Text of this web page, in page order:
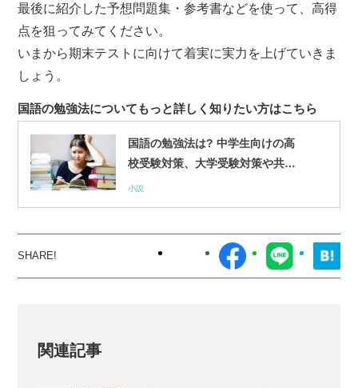
最後に紹介した予想問題集・参考書などを使って、高得
点を狙ってみてください。
いまから期末テストに向けて着実に実力を上げていきま
しょう。
国語の勉強法についてもっと詳しく知りたい方はこちら
国語の勉強法は? 中学生向けの高
校受験対策、大学受験対策や共通
テスト対策も紹介
小説
関連記事